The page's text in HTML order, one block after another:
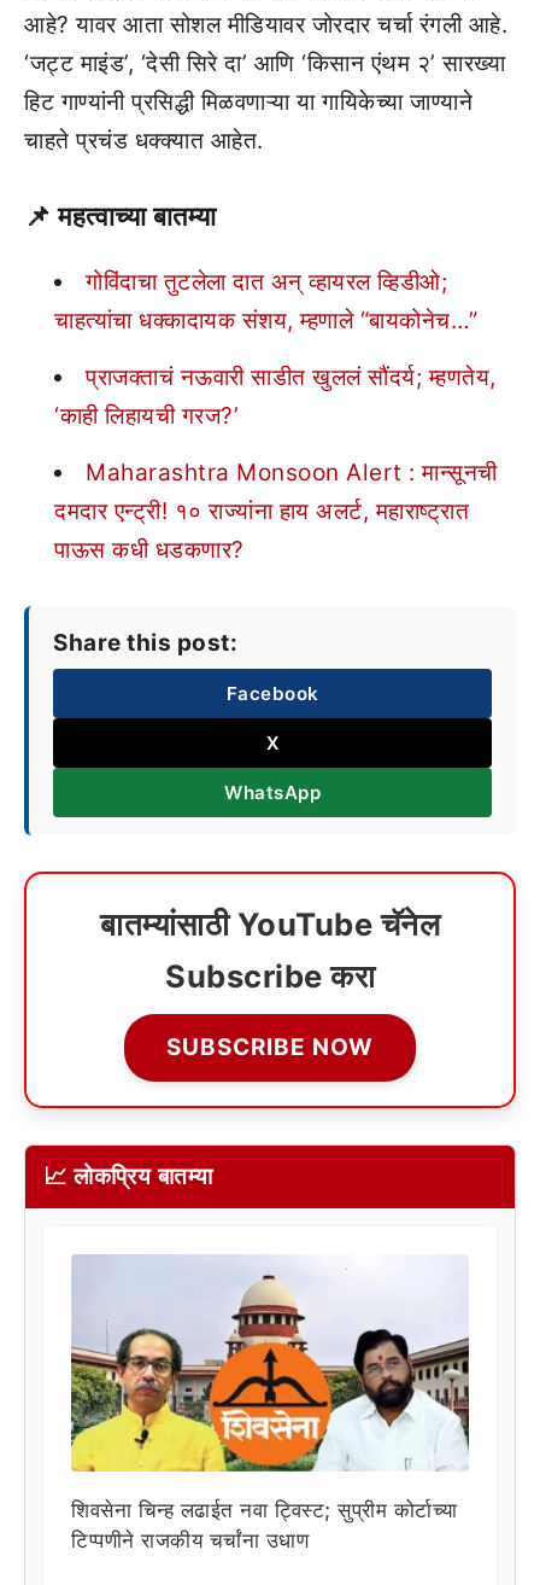
आहे? यावर आता सोशल मीडियावर जोरदार चर्चा रंगली आहे.
‘जट्ट माइंड’, ‘देसी सिरे दा’ आणि ‘किसान एंथम २’ सारख्या
हिट गाण्यांनी प्रसिद्धी मिळवणाऱ्या या गायिकेच्या जाण्याने
चाहते प्रचंड धक्क्यात आहेत.
📌महत्वाच्या बातम्या
गोविंदाचा तुटलेला दात अन् व्हायरल व्हिडीओ;
चाहत्यांचा धक्कादायक संशय, म्हणाले “बायकोनेच…”
प्राजक्ताचं नऊवारी साडीत खुललं सौंदर्य; म्हणतेय,
‘काही लिहायची गरज?’
Maharashtra Monsoon Alert : मान्सूनची
दमदार एन्ट्री! १० राज्यांना हाय अलर्ट, महाराष्ट्रात
पाऊस कधी धडकणार?
Share this post:
Facebook
X
WhatsApp
बातम्यांसाठी YouTube चॅनेल
Subscribe करा
SUBSCRIBE NOW
📈 लोकप्रिय बातम्या
शिवसेना चिन्ह लढाईत नवा ट्विस्ट; सुप्रीम कोर्टाच्या
टिप्पणीने राजकीय चर्चांना उधाण